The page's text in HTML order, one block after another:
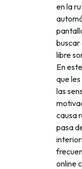
en la
buscar
libre
En
que
las
causa
pasa
online